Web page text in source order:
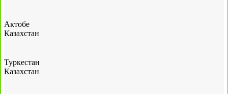
Актобе
Казахстан
Туркестан
Казахстан